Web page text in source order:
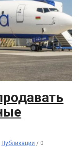
Публикации / 0